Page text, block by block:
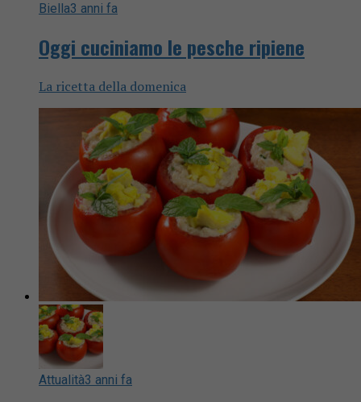
Biella3 anni fa
Oggi cuciniamo le pesche ripiene
La ricetta della domenica
Attualità3 anni fa